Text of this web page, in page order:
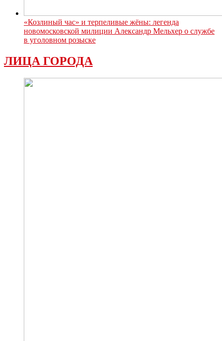
«Козлиный час» и терпеливые жёны: легенда
новомосковской милиции Александр Мельхер о службе
в уголовном розыске
ЛИЦА ГОРОДА